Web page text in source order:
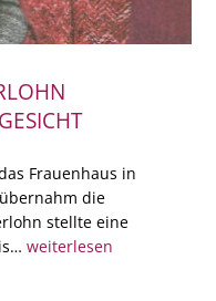
Frauenhaus in
die
stellte eine
weiterlesen